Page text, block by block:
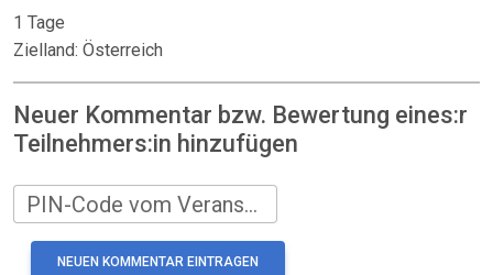
1 Tage
Zielland: Österreich
Neuer Kommentar bzw. Bewertung eines:r
Teilnehmers:in hinzufügen
PIN-Code vom Veranstalter